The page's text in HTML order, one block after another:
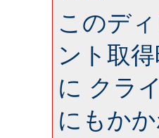
このデ
ント取
に クラ
にもか